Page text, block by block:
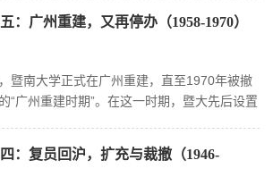
：广州重建，又再停办（1958-1970）
暨南大学正式在广州重建，直至1970年被撤
“广州重建时期”。在这一时期，暨大先后设置
：复员回沪，扩充与裁撤（1946-